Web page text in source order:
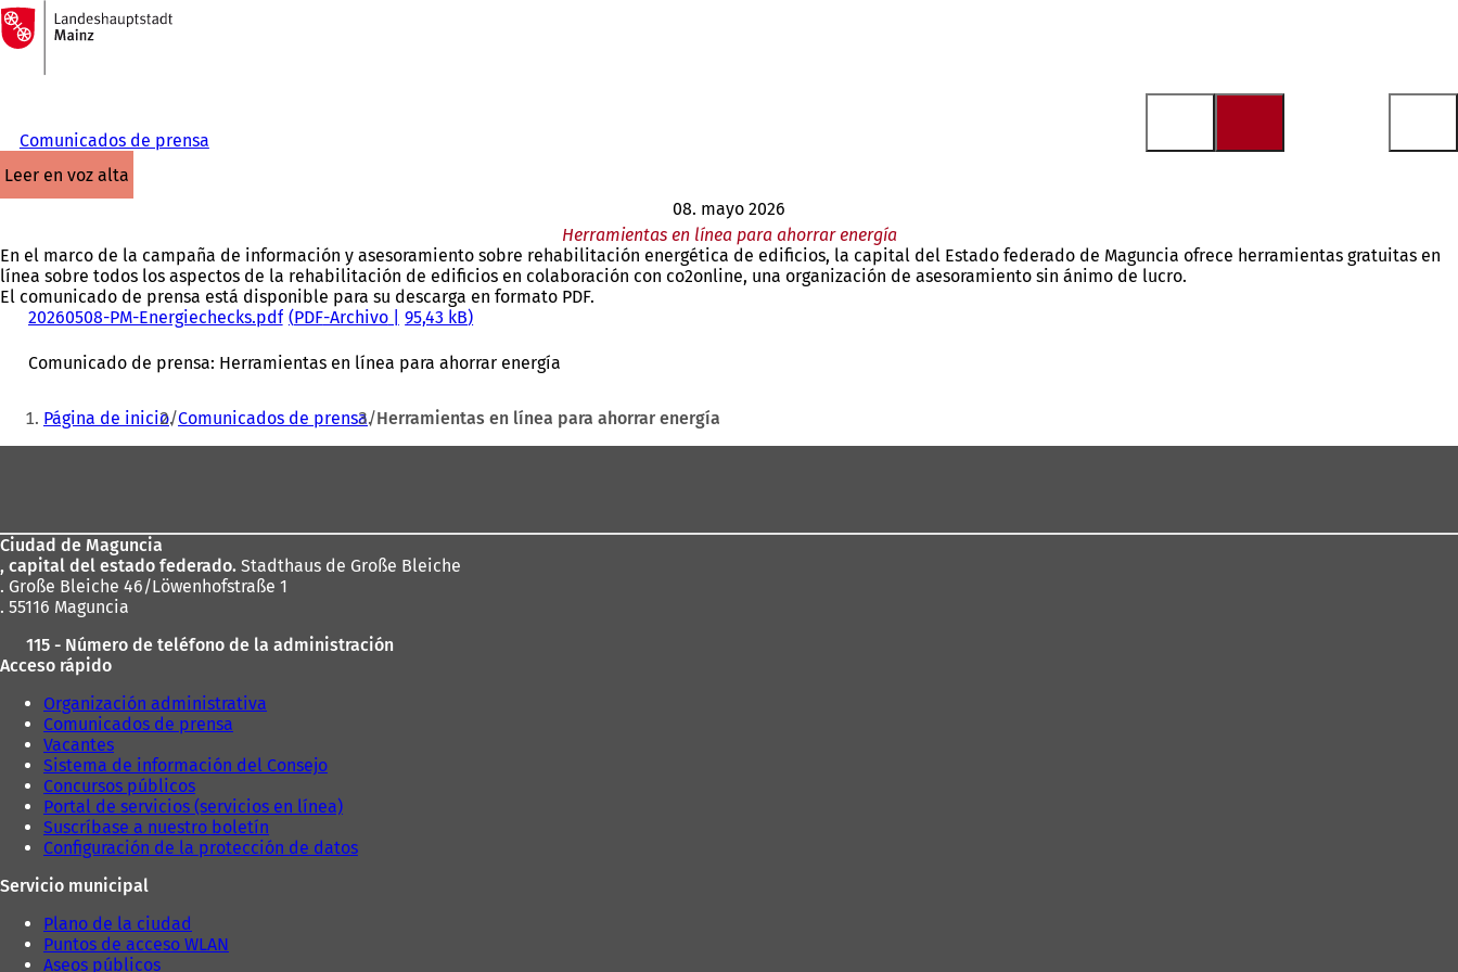
Saltar al contenido
A
la
página
Comunicados de prensa
leer en voz alta
08. mayo 2026
Herramientas en línea para ahorrar energía
En el marco de la campaña de información y asesoramiento sobre rehabilitación energética de edificios, la capital del Estado federado de Maguncia ofrece herramientas gratuitas en
línea sobre todos los aspectos de la rehabilitación de edificios en colaboración con co2online, una organización de asesoramiento sin ánimo de lucro.
El comunicado de prensa está disponible para su descarga en formato PDF.
20260508-PM-Energiechecks.pdf
PDF-Archivo 95,43 kB
Comunicado de prensa: Herramientas en línea para ahorrar energía
Estás
aquí:
Página de inicio Comunicados de prensa Herramientas en línea para ahorrar energía
pies
Ciudad de Maguncia
, capital del estado federado. Stadthaus de Große Bleiche
. Große Bleiche 46/Löwenhofstraße 1
. 55116 Maguncia
115 - Número de teléfono de la administración
Acceso rápido
Organización administrativa
Comunicados de prensa
Vacantes
Sistema de información del Consejo
Concursos públicos
Portal de servicios (servicios en línea)
Suscríbase a nuestro boletín
Configuración de la protección de datos
Servicio municipal
Plano de la ciudad
Puntos de acceso WLAN
Aseos públicos